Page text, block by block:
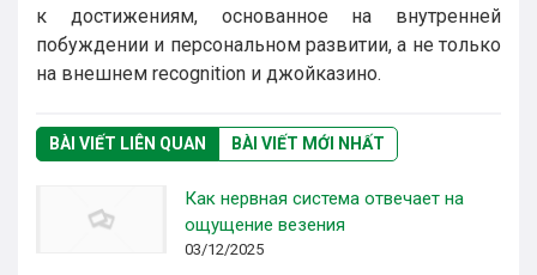
к достижениям, основанное на внутренней
побуждении и персональном развитии, а не только
на внешнем recognition и джойказино.
BÀI VIẾT LIÊN QUAN BÀI VIẾT MỚI NHẤT
Как нервная система отвечает на
ощущение везения
03/12/2025